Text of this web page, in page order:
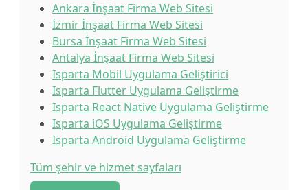
Ankara İnşaat Firma Web Sitesi
İzmir İnşaat Firma Web Sitesi
Bursa İnşaat Firma Web Sitesi
Antalya İnşaat Firma Web Sitesi
Isparta Mobil Uygulama Geliştirici
Isparta Flutter Uygulama Geliştirme
Isparta React Native Uygulama Geliştirme
Isparta iOS Uygulama Geliştirme
Isparta Android Uygulama Geliştirme
Tüm şehir ve hizmet sayfaları